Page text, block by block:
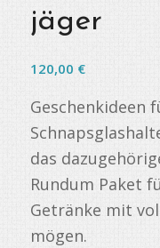
jäger
120,00 €
Geschenkideen
das
Rundum Paket
Getränke mit
mögen.